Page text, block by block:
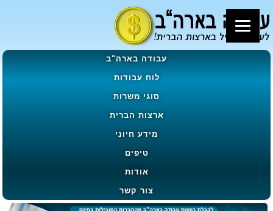
עבודה בארה"ב
לוח עבודות
סוגי משרות
ארצות הברית
מידע חיוני
טיפים
אודות
צור קשר